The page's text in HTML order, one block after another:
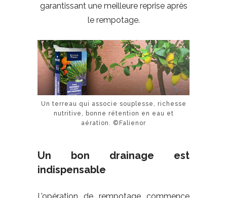
garantissant une meilleure reprise après
le rempotage.
Un terreau qui associe souplesse, richesse
nutritive, bonne rétention en eau et
aération. ©Falienor
Un bon drainage est
indispensable